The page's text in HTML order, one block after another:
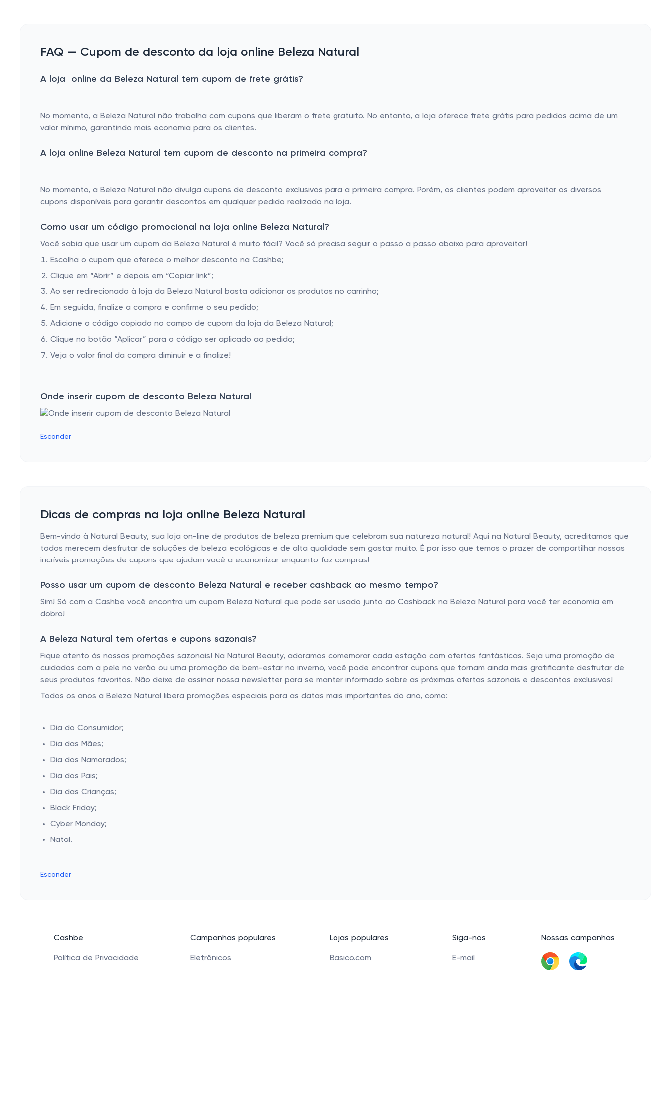
FAQ — Cupom de desconto da loja online Beleza Natural
A loja online da Beleza Natural tem cupom de frete grátis?
No momento, a Beleza Natural não trabalha com cupons que liberam o frete gratuito. No entanto, a loja oferece frete grátis para pedidos acima de um
valor mínimo, garantindo mais economia para os clientes.
A loja online Beleza Natural tem cupom de desconto na primeira compra?
No momento, a Beleza Natural não divulga cupons de desconto exclusivos para a primeira compra. Porém, os clientes podem aproveitar os diversos
cupons disponíveis para garantir descontos em qualquer pedido realizado na loja.
Como usar um código promocional na loja online Beleza Natural?
Você sabia que usar um cupom da Beleza Natural é muito fácil? Você só precisa seguir o passo a passo abaixo para aproveitar!
Escolha o cupom que oferece o melhor desconto na Cashbe;
Clique em “Abrir” e depois em “Copiar link”;
Ao ser redirecionado à loja da Beleza Natural basta adicionar os produtos no carrinho;
Em seguida, finalize a compra e confirme o seu pedido;
Adicione o código copiado no campo de cupom da loja da Beleza Natural;
Clique no botão “Aplicar” para o código ser aplicado ao pedido;
Veja o valor final da compra diminuir e a finalize!
Onde inserir cupom de desconto Beleza Natural
Esconder
Dicas de compras na loja online Beleza Natural
Bem-vindo à Natural Beauty, sua loja on-line de produtos de beleza premium que celebram sua natureza natural! Aqui na Natural Beauty, acreditamos que
todos merecem desfrutar de soluções de beleza ecológicas e de alta qualidade sem gastar muito. É por isso que temos o prazer de compartilhar nossas
incríveis promoções de cupons que ajudam você a economizar enquanto faz compras!
Posso usar um cupom de desconto Beleza Natural e receber cashback ao mesmo tempo?
Sim! Só com a Cashbe você encontra um cupom Beleza Natural que pode ser usado junto ao Cashback na Beleza Natural para você ter economia em
dobro!
A Beleza Natural tem ofertas e cupons sazonais?
Fique atento às nossas promoções sazonais! Na Natural Beauty, adoramos comemorar cada estação com ofertas fantásticas. Seja uma promoção de
cuidados com a pele no verão ou uma promoção de bem-estar no inverno, você pode encontrar cupons que tornam ainda mais gratificante desfrutar de
seus produtos favoritos. Não deixe de assinar nossa newsletter para se manter informado sobre as próximas ofertas sazonais e descontos exclusivos!
Todos os anos a Beleza Natural libera promoções especiais para as datas mais importantes do ano, como:
Dia do Consumidor;
Dia das Mães;
Dia dos Namorados;
Dia dos Pais;
Dia das Crianças;
Black Friday;
Cyber Monday;
Natal.
Esconder
Cashbe
Política de Privacidade
Campanhas populares
Eletrônicos
Lojas populares
Basico.com
Siga-nos
E-mail
Nossas campanhas